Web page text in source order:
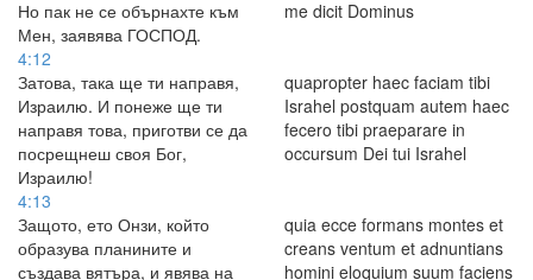
Но пак не се обърнахте към
Мен, заявява ГОСПОД.
me dicit Dominus
4:12
Затова, така ще ти направя,
Израилю. И понеже ще ти
направя това, приготви се да
посрещнеш своя Бог,
Израилю!
quapropter haec faciam tibi
Israhel postquam autem haec
fecero tibi praeparare in
occursum Dei tui Israhel
4:13
Защото, ето Онзи, който
образува планините и
създава вятъра, и явява на
quia ecce formans montes et
creans ventum et adnuntians
homini eloquium suum faciens